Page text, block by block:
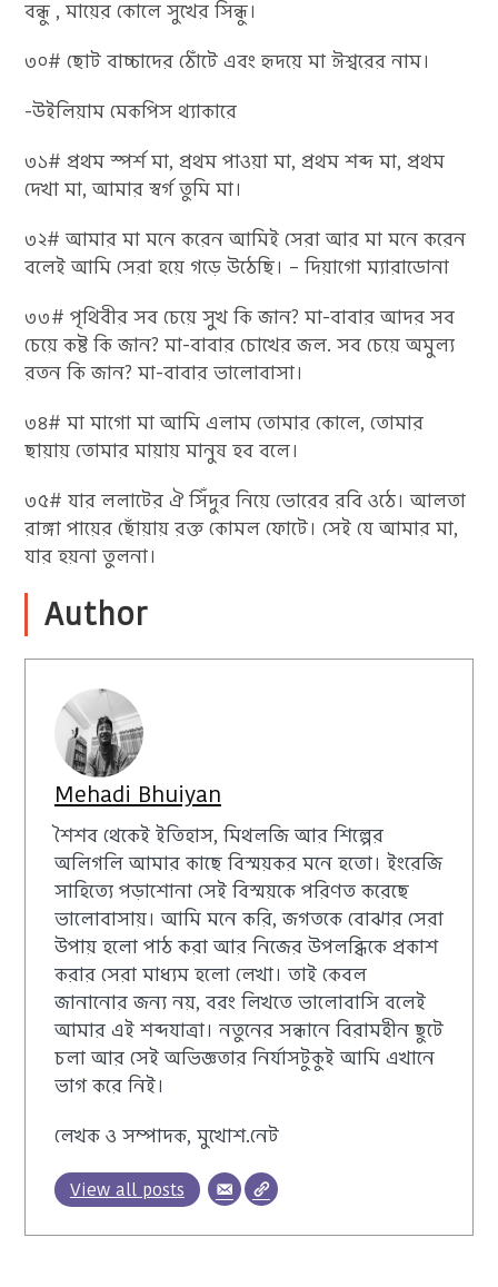
বন্ধু , মায়ের কোলে সুখের সিন্ধু।
৩০# ছোট বাচ্চাদের ঠোঁটে এবং হৃদয়ে মা ঈশ্বরের নাম।
-উইলিয়াম মেকপিস থ্যাকারে
৩১# প্রথম স্পর্শ মা, প্রথম পাওয়া মা, প্রথম শব্দ মা, প্রথম
দেখা মা, আমার স্বর্গ তুমি মা।
৩২# আমার মা মনে করেন আমিই সেরা আর মা মনে করেন
বলেই আমি সেরা হয়ে গড়ে উঠেছি। – দিয়াগো ম্যারাডোনা
৩৩# পৃথিবীর সব চেয়ে সুখ কি জান? মা-বাবার আদর সব
চেয়ে কষ্ট কি জান? মা-বাবার চোখের জল. সব চেয়ে অমুল্য
রতন কি জান? মা-বাবার ভালোবাসা।
৩৪# মা মাগো মা আমি এলাম তোমার কোলে, তোমার
ছায়ায় তোমার মায়ায়‪ মানুষ ‬হব বলে।
৩৫# যার ললাটের ঐ সিঁদুর নিয়ে ভোরের রবি ওঠে। আলতা
রাঙ্গা পায়ের ছোঁয়ায় রক্ত কোমল ফোটে। সেই যে আমার মা,
যার হয়না তুলনা।
Author
Mehadi Bhuiyan
শৈশব থেকেই ইতিহাস, মিথলজি আর শিল্পের
অলিগলি আমার কাছে বিস্ময়কর মনে হতো। ইংরেজি
সাহিত্যে পড়াশোনা সেই বিস্ময়কে পরিণত করেছে
ভালোবাসায়। আমি মনে করি, জগতকে বোঝার সেরা
উপায় হলো পাঠ করা আর নিজের উপলব্ধিকে প্রকাশ
করার সেরা মাধ্যম হলো লেখা। তাই কেবল
জানানোর জন্য নয়, বরং লিখতে ভালোবাসি বলেই
আমার এই শব্দযাত্রা। নতুনের সন্ধানে বিরামহীন ছুটে
চলা আর সেই অভিজ্ঞতার নির্যাসটুকুই আমি এখানে
ভাগ করে নিই।
লেখক ও সম্পাদক, মুখোশ.নেট
View all posts